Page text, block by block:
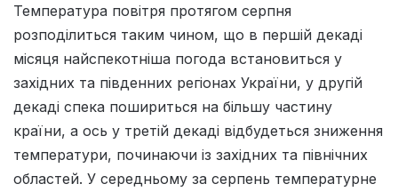
Температура повітря протягом серпня
розподілиться таким чином, що в першій декаді
місяця найспекотніша погода встановиться у
західних та південних регіонах України, у другій
декаді спека пошириться на більшу частину
країни, а ось у третій декаді відбудеться зниження
температури, починаючи із західних та північних
областей. У середньому за серпень температурне